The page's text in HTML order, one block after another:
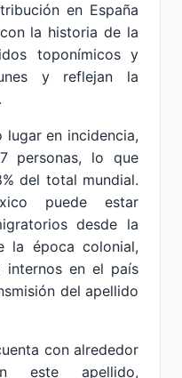
en España
la historia de la
toponímicos y
y reflejan la
lugar en incidencia,
personas, lo que
del total mundial.
puede estar
desde la
la época colonial,
internos en el país
del apellido
con alrededor
este apellido,